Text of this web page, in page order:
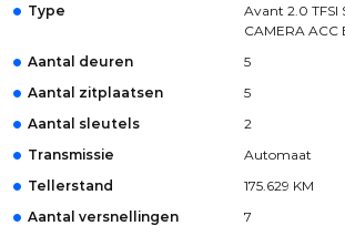
Type
Avant 2.0 TFSI
CAMERA ACC
Aantal deuren
5
Aantal zitplaatsen
5
Aantal sleutels
2
Transmissie
Automaat
Tellerstand
175.629 KM
Aantal versnellingen
7